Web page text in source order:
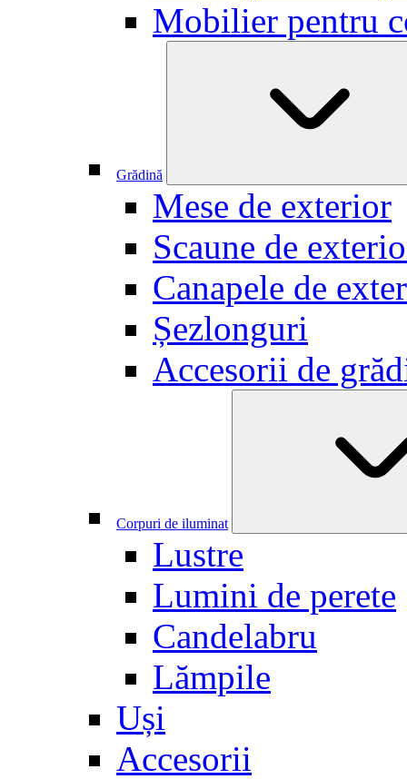
Mobilier pentru
Grădină
Mese de exterior
Scaune de
Canapele de
Șezlonguri
Accesorii de
Corpuri de iluminat
Lustre
Lumini de perete
Candelabru
Lămpile
Uși
Accesorii